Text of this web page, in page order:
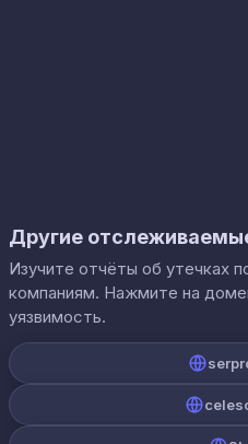
Другие
Изучите отчёты об утечках
компаниям. Нажмите на
уязвимость.